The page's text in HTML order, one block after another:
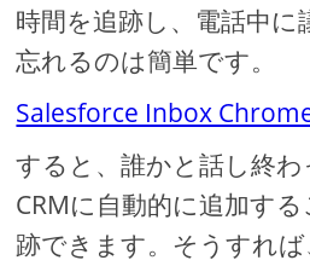
時間を追跡し、電話中に
忘れるのは簡単です。
Salesforce Inbox
すると、誰かと話し終
CRMに自動的に追加す
跡できます。そうすれば